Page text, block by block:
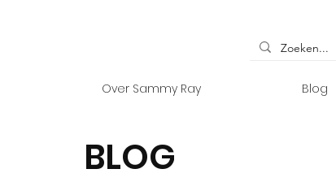
Over Sammy Ray Blog
BLOG